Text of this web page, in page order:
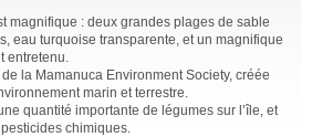
magnifique : deux grandes plages de sable
eau turquoise transparente, et un magnifique
entretenu.
la Mamanuca Environment Society, créée
marin et terrestre.
quantité importante de légumes sur l’île, et
chimiques.